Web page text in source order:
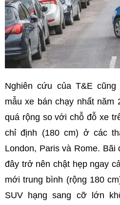
Nghiên cứu của T&E
mẫu xe bán chạy nhất năm
quá rộng so với chỗ đỗ xe
chỉ định (180 cm) ở các
London, Paris và Rome.
đây trở nên chật hẹp ngay
mới trung bình (rộng 180
SUV hạng sang cỡ lớn